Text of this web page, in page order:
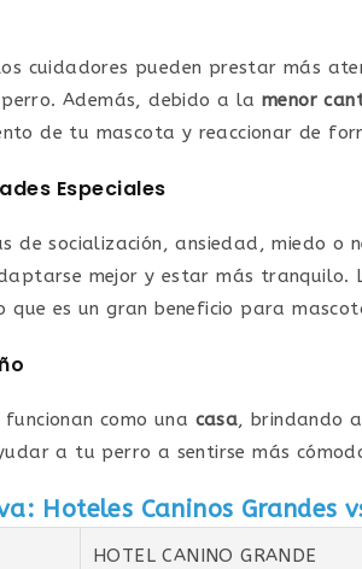
cuidadores pueden prestar más
Además, debido a la menor
de tu mascota y reaccionar de
Especiales
de socialización, ansiedad, miedo o
mejor y estar más tranquilo.
que es un gran beneficio para
funcionan como una casa, brindando
a tu perro a sentirse más
Hoteles Caninos Grandes
HOTEL CANINO GRANDE